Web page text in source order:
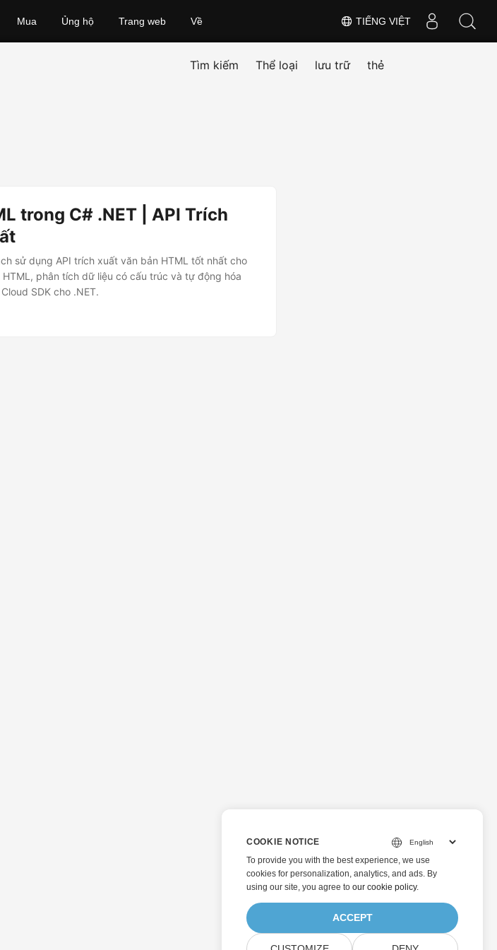
TIẾNG VIỆT
Mua Ủng hộ Trang web Về
Tìm kiếm Thể loại lưu trữ thẻ
trong C# .NET | API Trích
sử dụng API trích xuất văn bản HTML tốt nhất cho
phân tích dữ liệu có cấu trúc và tự động hóa
SDK cho .NET.
COOKIE NOTICE
To provide you with the best experience, we use
cookies for personalization, analytics, and ads. By
using our site, you agree to our cookie policy.
ACCEPT